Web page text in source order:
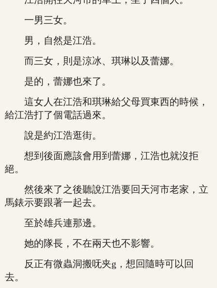
一男三女。
男，自然是江浩。
而三女，則是涼冰、琪琳以及蕾娜。
是的，蕾娜也來了。
這女人在江浩和琪琳給父母買東西的時候，
給江浩打了個電話過來。
說是約江浩逛街。
想到後面應該會用到蕾娜，江浩也就沒拒
絕。
然後來了之後聽說江浩要回天河市老家，立
馬錶示要跟著一起去。
至於雄兵連那邊。
她的隊長，不在兩天也不影響。
反正有微蟲洞搬呒夹g，想回隨時可以回
去。